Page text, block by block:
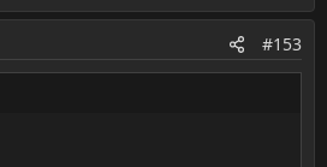
#153